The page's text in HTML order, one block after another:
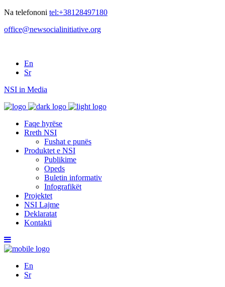
Na telefononi tel:+38128497180
office@newsocialinitiative.org
En
Sr
NSI in Media
Faqe hyrëse
Rreth NSI
Fushat e punës
Produktet e NSI
Publikime
Opeds
Buletin informativ
Infografikët
Projektet
NSI Lajme
Deklaratat
Kontakti
En
Sr